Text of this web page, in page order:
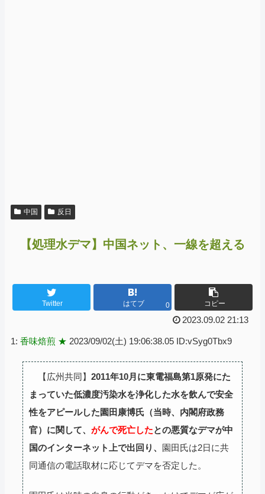
中国 反日
【処理水デマ】中国ネット、一線を超える
Twitter はてブ 0 コピー
2023.09.02 21:13
1: 香味焙煎 ★ 2023/09/02(土) 19:06:38.05 ID:vSyg0Tbx9
【広州共同】 2011年10月に東電福島第1原発にた
まっていた低濃度汚染水を浄化した水を飲んで安全
性をアピールした園田康博氏（当時、内閣府政務
官）に関して、 がんで死亡したとの悪質なデマが中
国のインターネット上で出回り、 園田氏は2日に共
同通信の電話取材に応じてデマを否定した。